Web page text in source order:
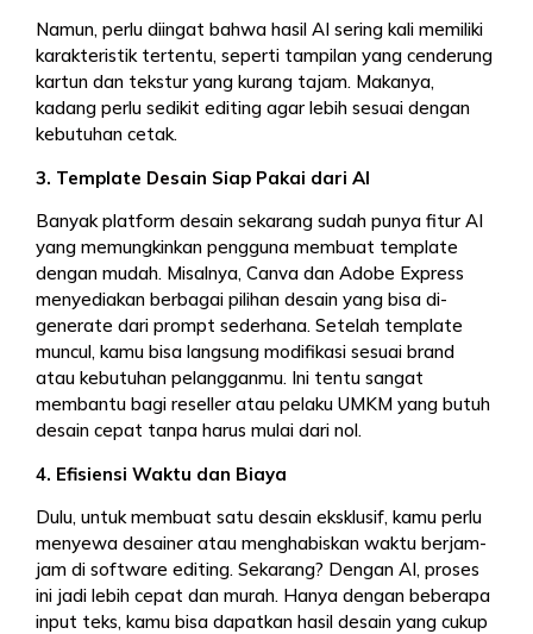
Namun, perlu diingat bahwa hasil AI sering kali memiliki
karakteristik tertentu, seperti tampilan yang cenderung
kartun dan tekstur yang kurang tajam. Makanya,
kadang perlu sedikit editing agar lebih sesuai dengan
kebutuhan cetak.
3. Template Desain Siap Pakai dari AI
Banyak platform desain sekarang sudah punya fitur AI
yang memungkinkan pengguna membuat template
dengan mudah. Misalnya, Canva dan Adobe Express
menyediakan berbagai pilihan desain yang bisa di-
generate dari prompt sederhana. Setelah template
muncul, kamu bisa langsung modifikasi sesuai brand
atau kebutuhan pelangganmu. Ini tentu sangat
membantu bagi reseller atau pelaku UMKM yang butuh
desain cepat tanpa harus mulai dari nol.
4. Efisiensi Waktu dan Biaya
Dulu, untuk membuat satu desain eksklusif, kamu perlu
menyewa desainer atau menghabiskan waktu berjam-
jam di software editing. Sekarang? Dengan AI, proses
ini jadi lebih cepat dan murah. Hanya dengan beberapa
input teks, kamu bisa dapatkan hasil desain yang cukup